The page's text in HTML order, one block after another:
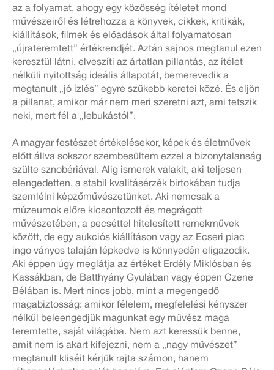
az a folyamat, ahogy egy közösség ítéletet mond
művészeiről és létrehozza a könyvek, cikkek, kritikák,
kiállítások, filmek és előadások által folyamatosan
„újrateremtett” értékrendjét. Aztán sajnos megtanul ezen
keresztül látni, elveszíti az ártatlan pillantás, az ítélet
nélküli nyitottság ideális állapotát, bemerevedik a
megtanult „jó ízlés” egyre szűkebb keretei közé. És eljön
a pillanat, amikor már nem meri szeretni azt, ami tetszik
neki, mert fél a „lebukástól”.
A magyar festészet értékelésekor, képek és életművek
előtt állva sokszor szembesültem ezzel a bizonytalanság
szülte sznobériával. Alig ismerek valakit, aki teljesen
elengedetten, a stabil kvalitásérzék birtokában tudja
szemlélni képzőművészetünket. Aki nemcsak a
múzeumok előre kicsontozott és megrágott
művészetében, a pecséttel hitelesített remekművek
között, de egy aukciós kiállításon vagy az Ecseri piac
ingo ványos talaján lépkedve is könnyedén eligazodik.
Aki éppen úgy meglátja az értéket Erdély Miklósban és
Kassákban, de Batthyány Gyulában vagy éppen Czene
Bélában is. Mert nincs jobb, mint a megengedő
magabiztosság: amikor félelem, megfelelési kényszer
nélkül beleengedjük magunkat egy művész maga
teremtette, saját világába. Nem azt keressük benne,
amit nem is akart kifejezni, nem a „nagy művészet”
megtanult kliséit kérjük rajta számon, hanem